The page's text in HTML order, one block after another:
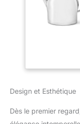
Design et Esthétique
Dès le premier